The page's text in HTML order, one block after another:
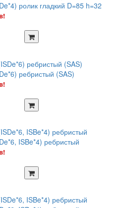
ролик гладкий D=85 h=32
ребристый (SAS)
ISBe*4) ребристый